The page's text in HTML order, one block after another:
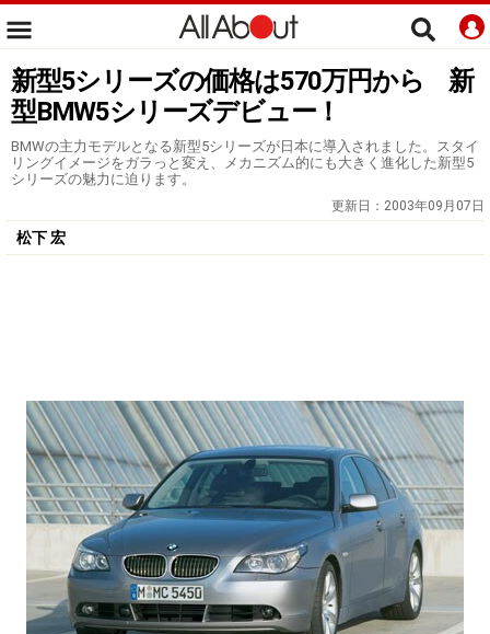
新型5シリーズの価格は570万円から 新
型BMW5シリーズデビュー！
BMWの主力モデルとなる新型5シリーズが日本に導入されました。スタイ
リングイメージをガラっと変え、メカニズム的にも大きく進化した新型5
シリーズの魅力に迫ります。
更新日： 2003年09月07日
松下 宏